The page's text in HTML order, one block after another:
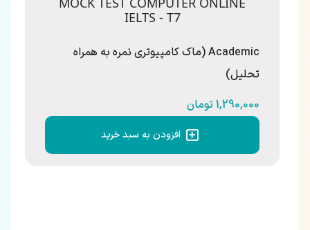
IELTS - T7
Academic (ماک کامپیوتری نمره به همراه
تحلیل)
1,290,000 تومان
افزودن به سبد خرید